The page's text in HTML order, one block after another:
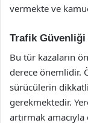
vermekte ve
Trafik
Bu tür kazaların
derece önemlidir.
sürücülerin
gerekmektedir.
artırmak